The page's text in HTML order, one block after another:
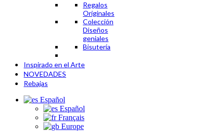
Regalos
Originales
Colección
Diseños
geniales
Bisutería
Inspirado en el Arte
NOVEDADES
Rebajas
Español
Español
Français
Europe